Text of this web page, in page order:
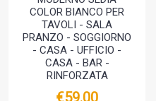
COLOR BIANCO PER
TAVOLI - SALA
PRANZO - SOGGIORNO
- CASA - UFFICIO -
CASA - BAR -
RINFORZATA